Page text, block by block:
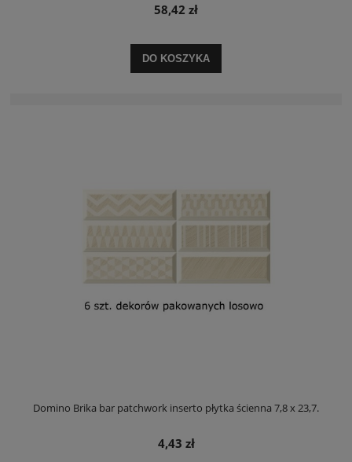
58,42 zł
DO KOSZYKA
Domino Brika bar patchwork inserto płytka ścienna 7,8 x 23,7.
4,43 zł